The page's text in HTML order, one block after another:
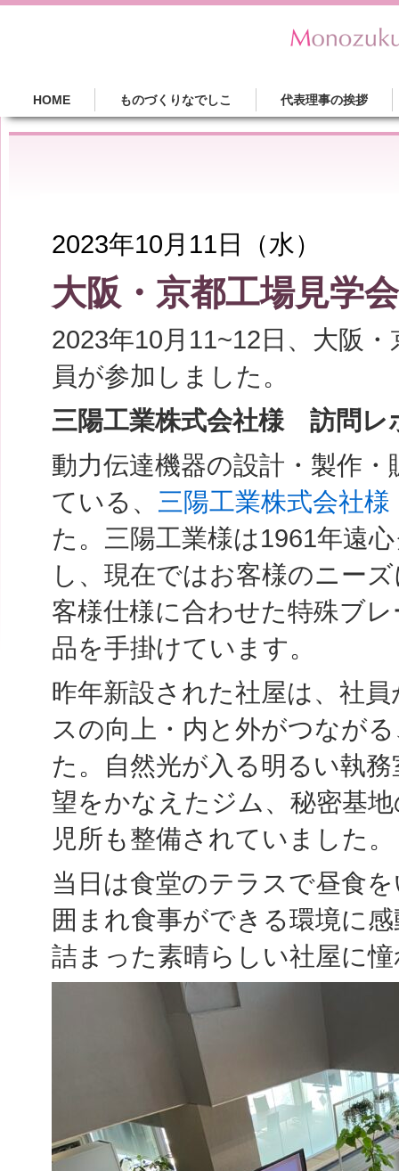
HOME ものづくりなでしこ 代表理事の挨拶
2023年10月11日（水）
大阪・京都工場見学
2023年10月11~12日、大阪
員が参加しました。
三陽工業株式会社様 訪問レ
動力伝達機器の設計・製作
ている、 三陽工業株式会社様
た。三陽工業様は1961年遠
し、現在ではお客様のニー
客様仕様に合わせた特殊ブ
品を手掛けています。
昨年新設された社屋は、社
スの向上・内と外がつなが
た。自然光が入る明るい執
望をかなえたジム、秘密基
児所も整備されていました。
当日は食堂のテラスで昼食
囲まれ食事ができる環境に
詰まった素晴らしい社屋に